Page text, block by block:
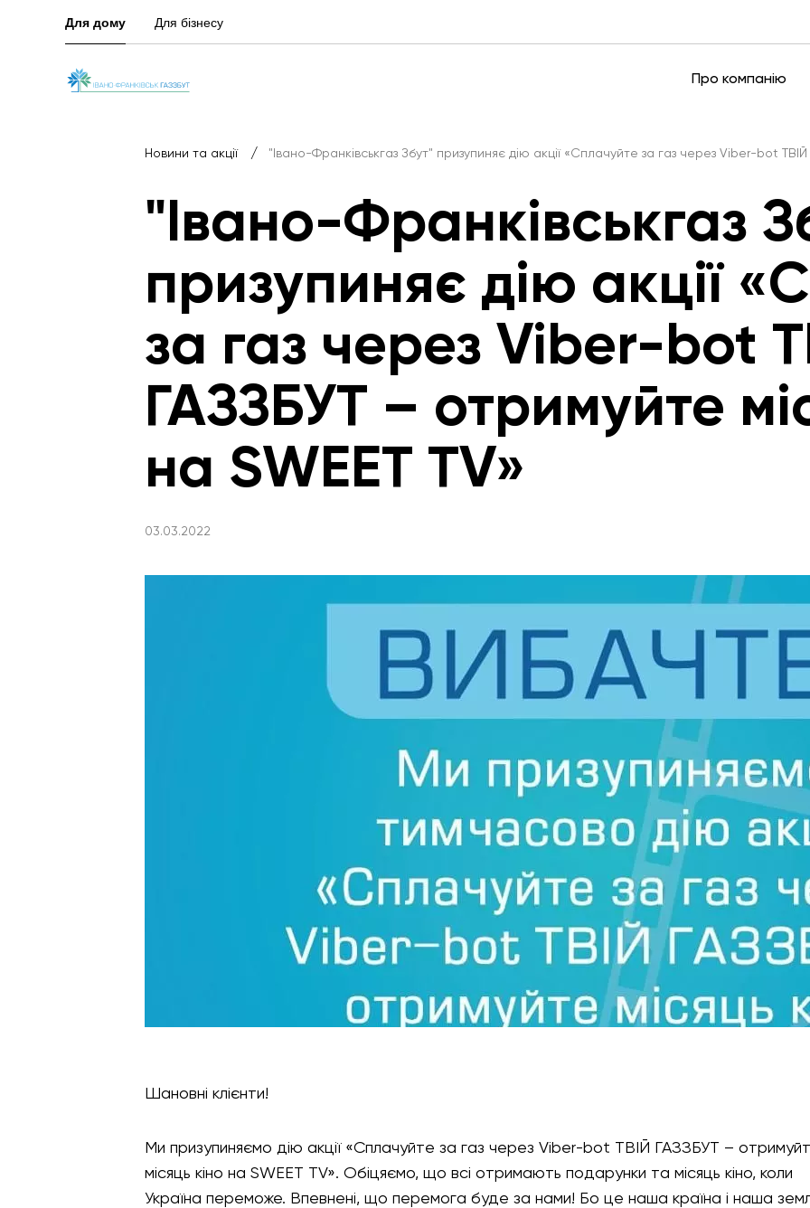
Для дому Для бізнесу
Про компанію
Новини та акції / "Івано-Франківськгаз Збут" призупиняє дію акції «Сплачуйте за газ через Viber-bot
"Івано-Франківськгаз
призупиняє дію акції
за газ через Viber-bot
ГАЗЗБУТ – отримуйте
на SWEET TV»
03.03.2022
Шановні клієнти!
Ми призупиняємо дію акції «Сплачуйте за газ через Viber-bot ТВІЙ ГАЗЗБУТ –
місяць кіно на SWEET TV». Обіцяємо, що всі отримають подарунки та місяць кіно, коли
Україна переможе. Впевнені, що перемога буде за нами! Бо це наша країна і наша